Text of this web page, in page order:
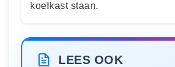
koelkast staan.
LEES OOK